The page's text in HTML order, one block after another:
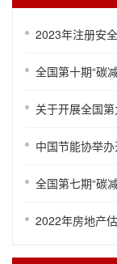
2023年注册安
全国第十期“碳
关于开展全国
中国节能协举
全国第七期“碳
2022年房地产